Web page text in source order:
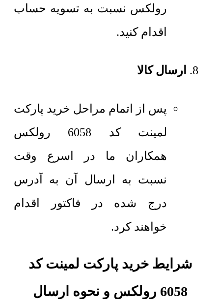
رولکس نسبت به تسویه حساب
اقدام کنید.
ارسال کالا
پس از اتمام مراحل خرید پارکت
لمینت کد 6058 رولکس
همکاران ما در اسرع وقت
نسبت به ارسال آن به آدرس
درج شده در فاکتور اقدام
خواهند کرد.
شرایط خرید پارکت لمینت کد
6058 رولکس و نحوه ارسال